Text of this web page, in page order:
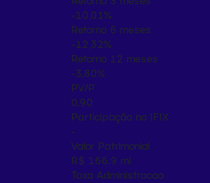
-10,01%
Retorno 6 meses
-12,32%
Retorno 12 meses
-3,80%
PV/P
0,90
Participação no IFIX
-
Valor Patrimonial
R$ 166.9 mi
Taxa Administracao